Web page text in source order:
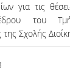
για τις
του
Σχολής